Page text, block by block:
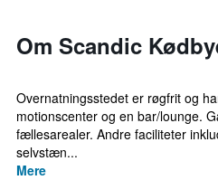
Om Scandic
Overnatningsstedet er røgfrit og
motionscenter og en bar/lounge.
fællesarealer. Andre faciliteter
selvstæn...
Mere